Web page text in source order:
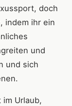
doch
indem ihr ein
und
und sich
Urlaub,